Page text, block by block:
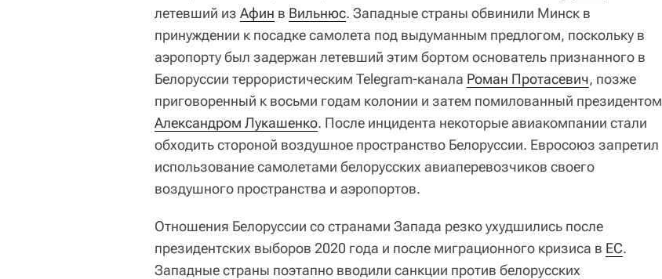
летевший из Афин в Вильнюс. Западные страны обвинили Минск в
принуждении к посадке самолета под выдуманным предлогом, поскольку в
аэропорту был задержан летевший этим бортом основатель признанного в
Белоруссии террористическим Telegram-канала Роман Протасевич, позже
приговоренный к восьми годам колонии и затем помилованный президентом
Александром Лукашенко. После инцидента некоторые авиакомпании стали
обходить стороной воздушное пространство Белоруссии. Евросоюз запретил
использование самолетами белорусских авиаперевозчиков своего
воздушного пространства и аэропортов.
Отношения Белоруссии со странами Запада резко ухудшились после
президентских выборов 2020 года и после миграционного кризиса в ЕС.
Западные страны поэтапно вводили санкции против белорусских